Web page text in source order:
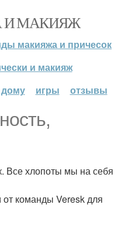
И МАКИЯЖ
макияжа и причесок
и макияж
игры отзывы
Все хлопоты мы на себя
команды Veresk для